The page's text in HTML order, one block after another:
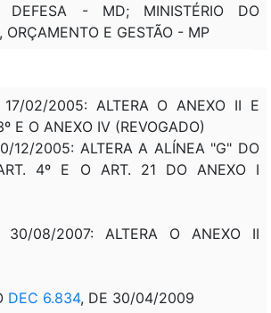
DEFESA - MD; MINISTÉRIO DO
ORÇAMENTO E GESTÃO - MP
02/2005: ALTERA O ANEXO II E
E O ANEXO IV (REVOGADO)
12/2005: ALTERA A ALÍNEA "G" DO
4º E O ART. 21 DO ANEXO I
08/2007: ALTERA O ANEXO II
DEC 6.834, DE 30/04/2009